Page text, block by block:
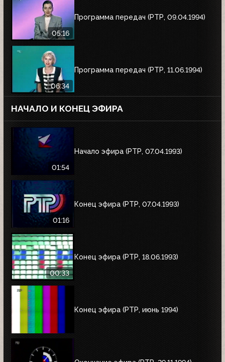
05:16
Программа передач (РТР, 09.04.1994)
06:34
Программа передач (РТР, 11.06.1994)
НАЧАЛО И КОНЕЦ ЭФИРА
01:54
Начало эфира (РТР, 07.04.1993)
01:16
Конец эфира (РТР, 07.04.1993)
00:33
Конец эфира (РТР, 18.06.1993)
Конец эфира (РТР, июнь 1994)